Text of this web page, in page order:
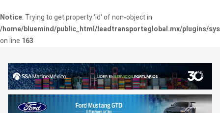
Notice: Trying to get property 'id' of non-object in
/home/bluemind/public_html/leadtransporteglobal.mx/plugins/
on line 163